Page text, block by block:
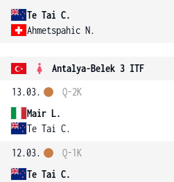
Te Tai C.
Ahmetspahic N.
Antalya-Belek 3 ITF
13.03.
Mair L.
Te Tai C.
Q-2K
12.03.
Te Tai C.
Q-1K